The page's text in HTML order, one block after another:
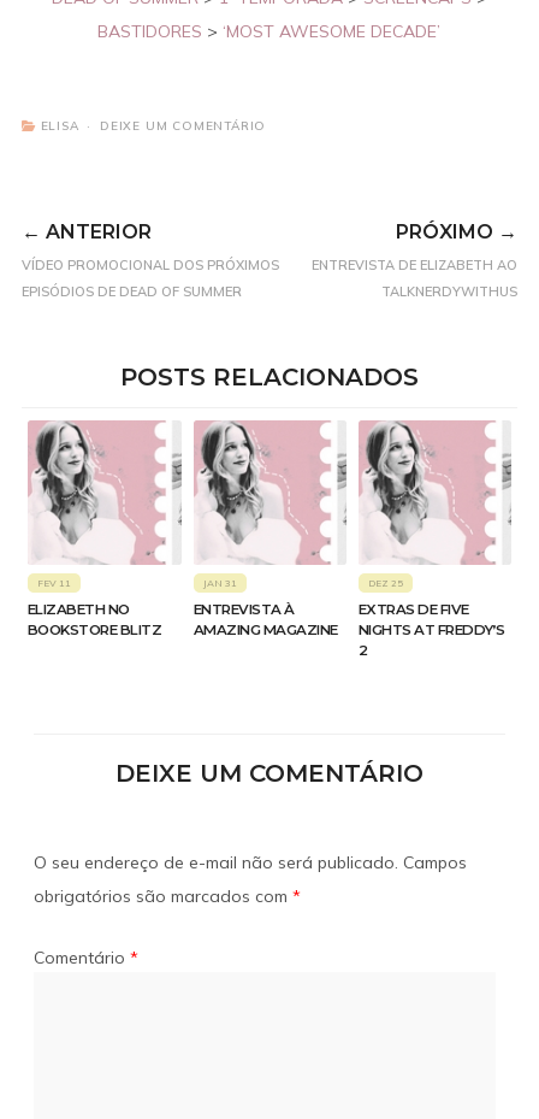
BASTIDORES > ‘MOST AWESOME DECADE’
ELISA DEIXE UM COMENTÁRIO
← ANTERIOR
VÍDEO PROMOCIONAL DOS PRÓXIMOS
EPISÓDIOS DE DEAD OF SUMMER
PRÓXIMO →
ENTREVISTA DE ELIZABETH AO
TALKNERDYWITHUS
POSTS RELACIONADOS
FEV 11
ELIZABETH NO
BOOKSTORE BLITZ
JAN 31
ENTREVISTA À
AMAZING MAGAZINE
DEZ 25
EXTRAS DE FIVE
NIGHTS AT FREDDY’S
2
DEIXE UM COMENTÁRIO
O seu endereço de e-mail não será publicado. Campos
obrigatórios são marcados com *
Comentário *